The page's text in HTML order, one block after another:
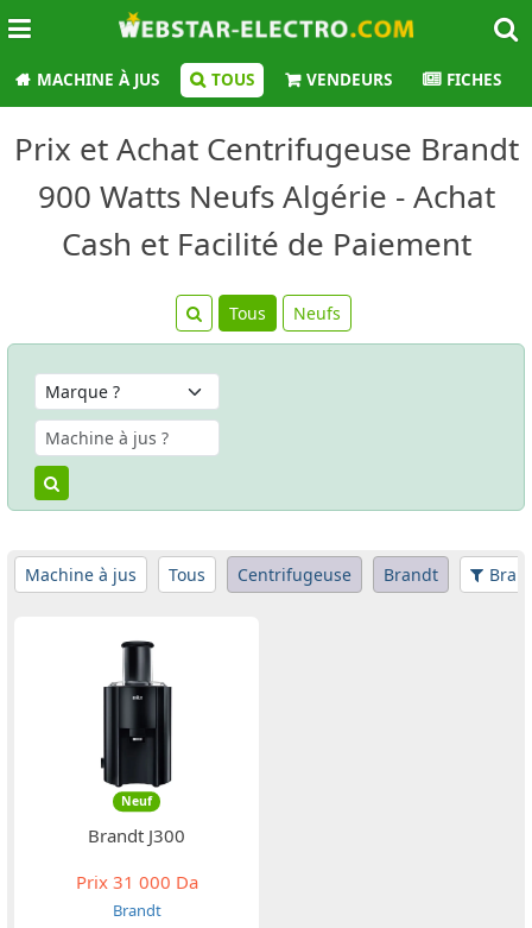
MACHINE À JUS TOUS VENDEURS FICHES
Prix et Achat Centrifugeuse Brandt
900 Watts Neufs Algérie - Achat
Cash et Facilité de Paiement
Tous Neufs
Machine à jus Tous Centrifugeuse Brandt
Neuf
Brandt J300
Prix31 000 Da
Brandt